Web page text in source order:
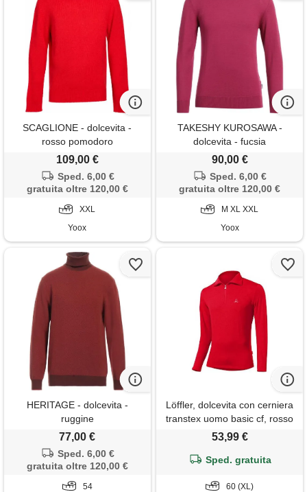
SCAGLIONE - dolcevita -
rosso pomodoro
109,00 €
Sped. 6,00 €
gratuita oltre 120,00 €
XXL
Yoox
TAKESHY KUROSAWA -
dolcevita - fucsia
90,00 €
Sped. 6,00 €
gratuita oltre 120,00 €
M XL XXL
Yoox
HERITAGE - dolcevita -
ruggine
77,00 €
Sped. 6,00 €
gratuita oltre 120,00 €
54
Löffler, dolcevita con cerniera
transtex uomo basic cf, rosso
(rot), 60 (xl)
53,99 €
Sped. gratuita
60 (XL)